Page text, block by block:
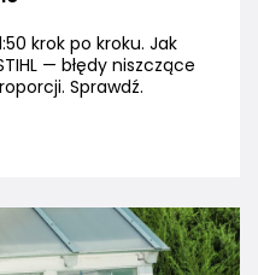
krok po kroku. Jak
— błędy niszczące
Sprawdź.